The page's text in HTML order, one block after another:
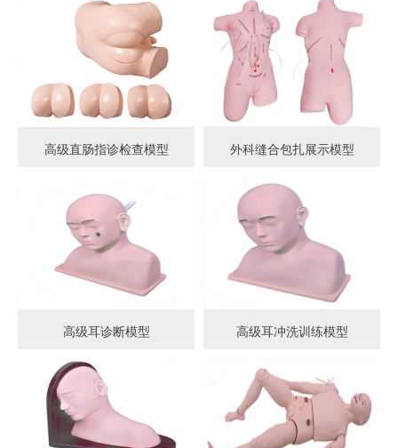
高级直肠指诊检查模型 外科缝合包扎展示模型
高级耳诊断模型 高级耳冲洗训练模型